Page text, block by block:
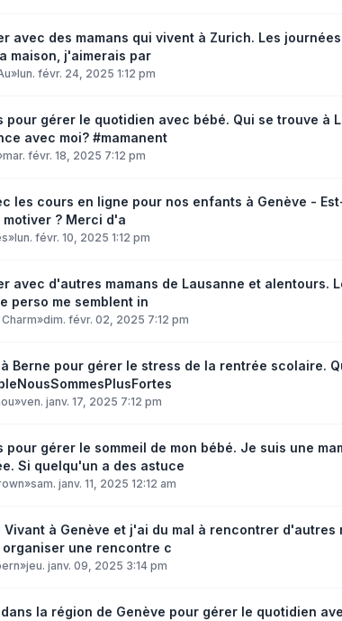
avec des mamans qui vivent à Zurich. Les
maison, j'aimerais par
»lun. févr. 24, 2025 1:12 pm
pour gérer le quotidien avec bébé. Qui se trouve à
avec moi? #mamanent
mar. févr. 18, 2025 7:12 pm
les cours en ligne pour nos enfants à Genève -
motiver ? Merci d'a
»lun. févr. 10, 2025 1:12 pm
avec d'autres mamans de Lausanne et alentours.
perso me semblent in
»dim. févr. 02, 2025 7:12 pm
Berne pour gérer le stress de la rentrée scolaire.
»ven. janv. 17, 2025 7:12 pm
pour gérer le sommeil de mon bébé. Je suis une
Si quelqu'un a des astuce
»sam. janv. 11, 2025 12:12 am
Vivant à Genève et j'ai du mal à rencontrer d'autres
une rencontre c
»jeu. janv. 09, 2025 3:14 pm
la région de Genève pour gérer le quotidien